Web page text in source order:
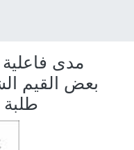
مدى
بعض القيم